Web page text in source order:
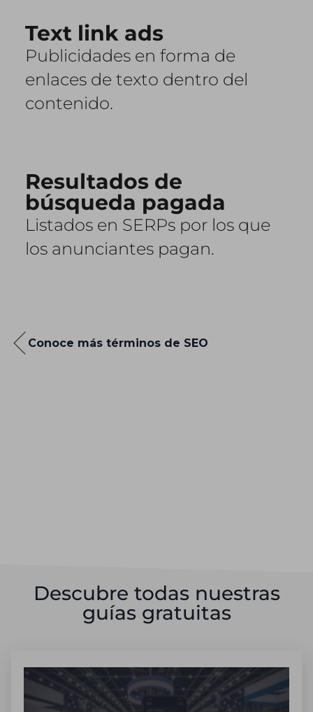
Text link ads
Publicidades en forma de
enlaces de texto dentro del
contenido.
Resultados de
búsqueda pagada
Listados en SERPs por los que
los anunciantes pagan.
Conoce más términos de SEO
Descubre todas nuestras
guías gratuitas